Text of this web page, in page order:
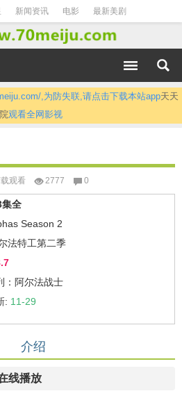
新闻资讯 电影 最新美剧
,为防失联,请点击下载本站app天天
观看全网影视
观看 2777 0
集全
Season 2
法特工第二季
：阿尔法战士
: 11-29
介绍
线播放